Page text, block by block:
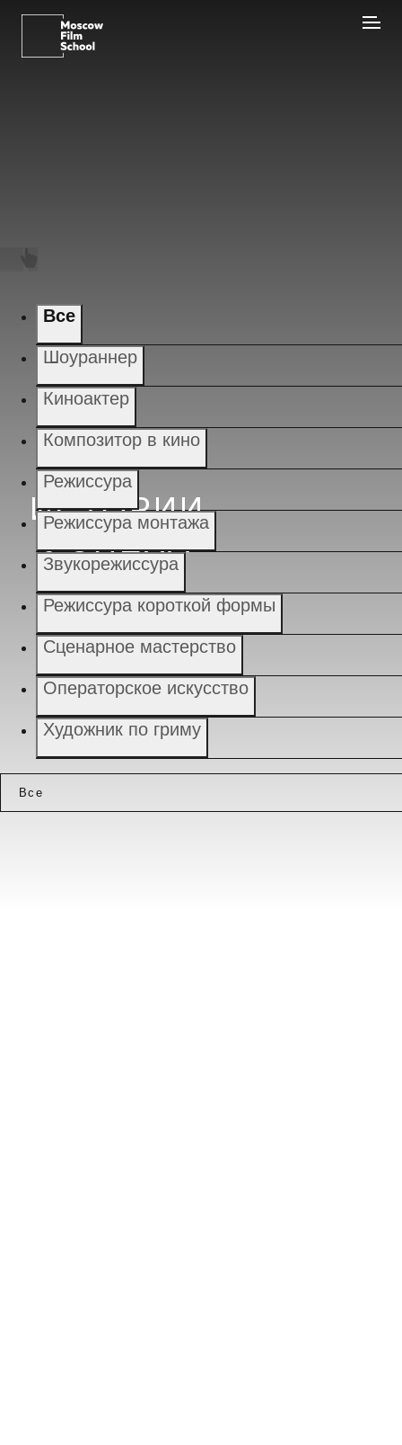
ИСТОРИИ
УСПЕХА
Все
Шоураннер
Киноактер
Композитор в кино
Режиссура
Режиссура монтажа
Звукорежиссура
Режиссура короткой формы
Сценарное мастерство
Операторское искусство
Художник по гриму